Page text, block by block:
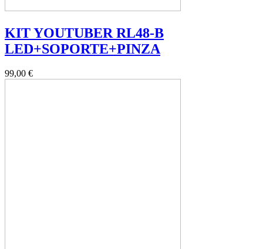
KIT YOUTUBER RL48-B
LED+SOPORTE+PINZA
99,00 €